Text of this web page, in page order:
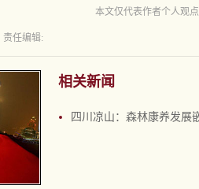
本文仅代表作者个人观点
责任编辑:
相关新闻
四川凉山：森林康养发展